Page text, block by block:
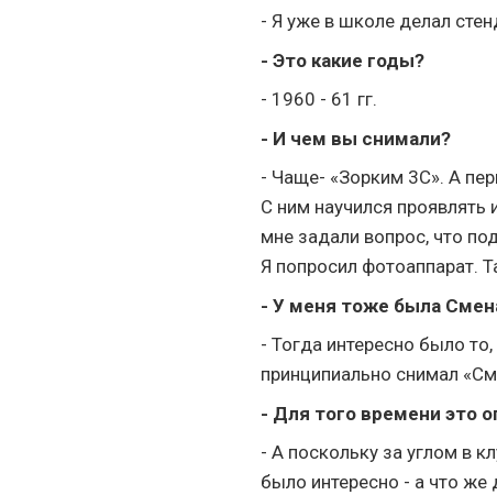
- Я уже в школе делал
- Это какие годы?
- 1960 - 61 гг.
- И чем вы снимали?
- Чаще- «Зорким 3С». А
С ним научился
мне задали вопрос, что
Я попросил фотоаппарат.
- У меня тоже была
- Тогда интересно было
принципиально снимал
- Для того времени это
- А поскольку за углом в
было интересно - а что